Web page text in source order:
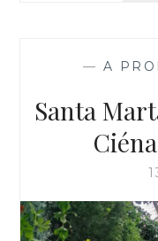
— A
Santa